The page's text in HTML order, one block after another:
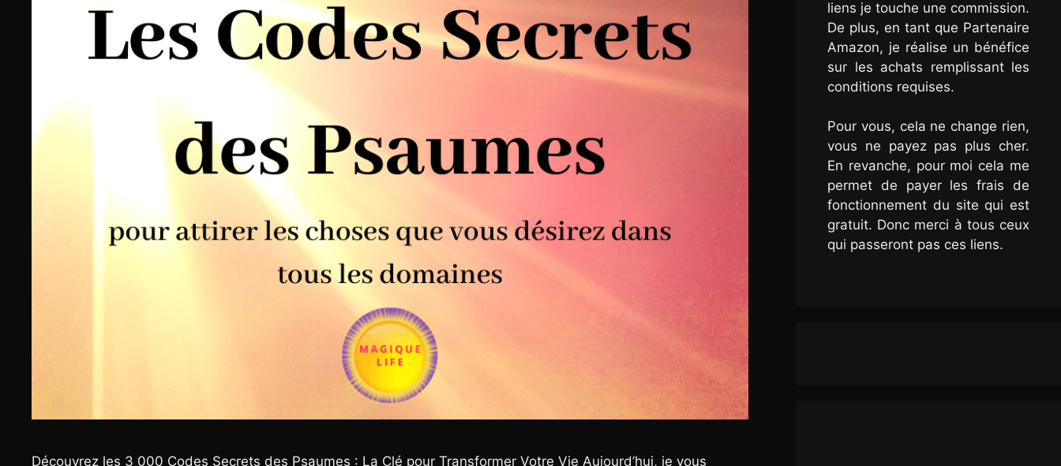
Découvrez les 3 000 Codes Secrets des Psaumes : La Clé pour Transformer Votre Vie Aujourd’hui, je vous
liens je touche une commission.
De plus, en tant que Partenaire
Amazon, je réalise un bénéfice
sur les achats remplissant les
conditions requises.
Pour vous, cela ne change rien,
vous ne payez pas plus cher.
En revanche, pour moi cela me
permet de payer les frais de
fonctionnement du site qui est
gratuit. Donc merci à tous ceux
qui passeront pas ces liens.